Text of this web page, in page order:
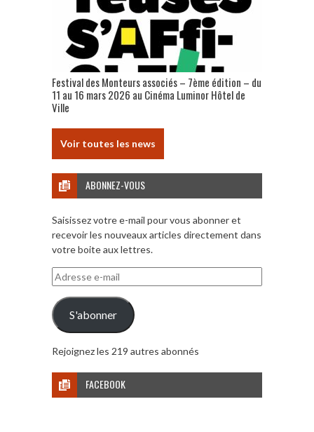
Festival des Monteurs associés – 7ème édition – du
11 au 16 mars 2026 au Cinéma Luminor Hôtel de
Ville
Voir toutes les news
ABONNEZ-VOUS
Saisissez votre e-mail pour vous abonner et
recevoir les nouveaux articles directement dans
votre boite aux lettres.
Adresse
e-
mail
S'abonner
Rejoignez les 219 autres abonnés
FACEBOOK